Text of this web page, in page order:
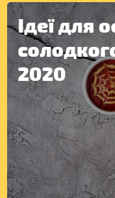
Ідеї для
2020